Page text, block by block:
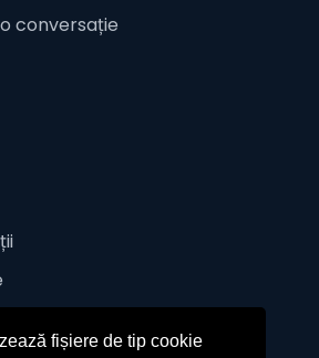
fișiere de tip cookie
conversație